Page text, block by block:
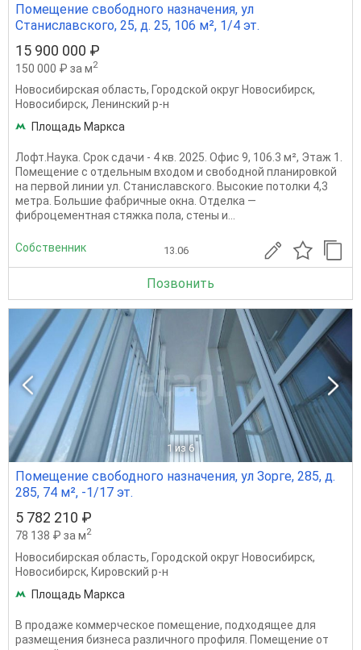
Помещение свободного назначения, ул
Станиславского, 25, д. 25, 106 м², 1/4 эт.
15 900 000 ₽
150 000 ₽ за м2
Новосибирская область, Городской округ Новосибирск,
Новосибирск, Ленинский р-н
Площадь Маркса
Лофт.Наука. Срок сдачи - 4 кв. 2025. Офис 9, 106.3 м², Этаж 1.
Помещение с отдельным входом и свободной планировкой
на первой линии ул. Станиславского. Высокие потолки 4,3
метра. Большие фабричные окна. Отделка —
фиброцементная стяжка пола, стены и...
Собственник 13.06
Позвонить
1 из 6
Помещение свободного назначения, ул Зорге, 285, д.
285, 74 м², -1/17 эт.
5 782 210 ₽
78 138 ₽ за м2
Новосибирская область, Городской округ Новосибирск,
Новосибирск, Кировский р-н
Площадь Маркса
В продаже коммерческое помещение, подходящее для
размещения бизнеса различного профиля. Помещение от